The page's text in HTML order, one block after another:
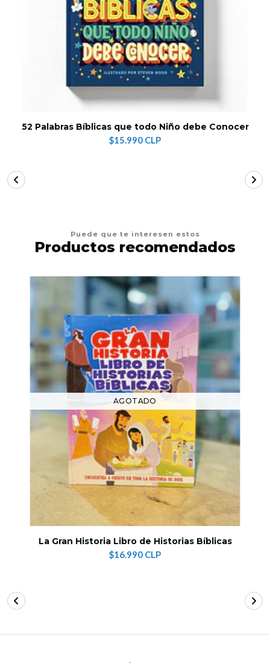
52 Palabras Bíblicas que todo Niño debe Conocer
$15.990 CLP
Puede que te interesen estos
Productos recomendados
AGOTADO
La Gran Historia Libro de Historias Bíblicas
$16.990 CLP